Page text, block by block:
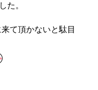
た。
て頂かないと駄目